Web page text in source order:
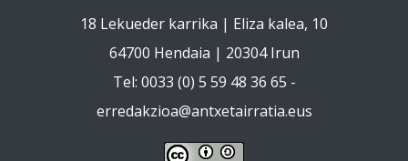
18 Lekueder karrika | Eliza kalea, 10
64700 Hendaia | 20304 Irun
Tel: 0033 (0) 5 59 48 36 65 -
erredakzioa@antxetairratia.eus